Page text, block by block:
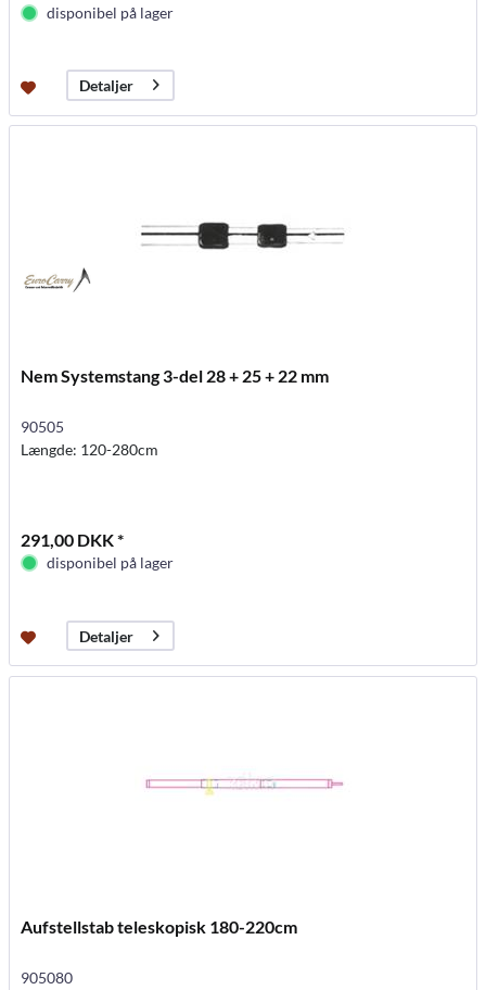
disponibel på lager
Detaljer
Nem Systemstang 3-del 28 + 25 + 22 mm
90505
Længde: 120-280cm
291,00 DKK *
disponibel på lager
Detaljer
Aufstellstab teleskopisk 180-220cm
905080